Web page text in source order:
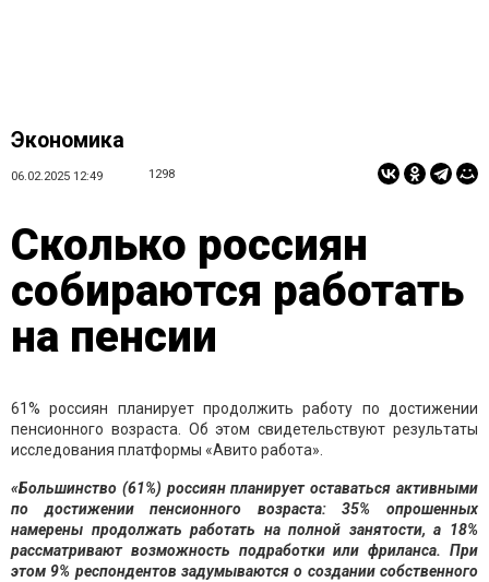
Экономика
06.02.2025 12:49 1298
Сколько россиян
собираются работать
на пенсии
61% россиян планирует продолжить работу по достижении
пенсионного возраста. Об этом свидетельствуют результаты
исследования платформы «Авито работа».
«Большинство (61%) россиян планирует оставаться активными
по достижении пенсионного возраста: 35% опрошенных
намерены продолжать работать на полной занятости, а 18%
рассматривают возможность подработки или фриланса. При
этом 9% респондентов задумываются о создании собственного